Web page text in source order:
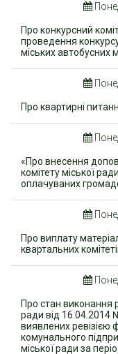
Про конкурсний
проведення
міських автобусних
Про квартирні
«Про внесення
комітету міської
оплачуваних
Про виплату
квартальних
Про стан виконання
ради від 16.04.2014
виявлених ревізією
комунального
міської ради за